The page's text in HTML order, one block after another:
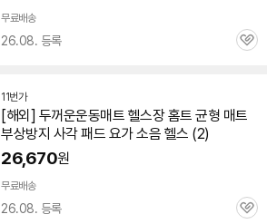
무료배송
26.08. 등록
관
11번가
[해외] 두꺼운운동매트 헬스장 홈트 균형 매트
부상방지 사각 패드 요가소음 헬스 (2)
26,670원
무료배송
26.08. 등록
관